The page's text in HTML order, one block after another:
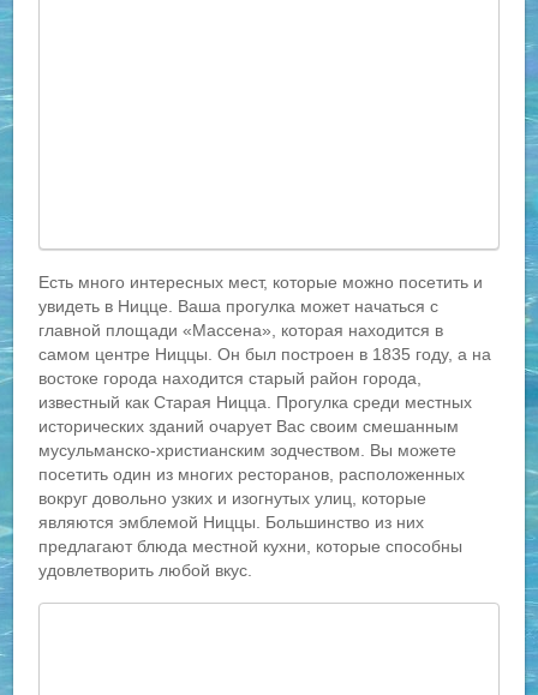
Есть много интересных мест, которые можно посетить и
увидеть в Ницце. Ваша прогулка может начаться с
главной площади «Массена», которая находится в
самом центре Ниццы. Он был построен в 1835 году, а на
востоке города находится старый район города,
известный как Старая Ницца. Прогулка среди местных
исторических зданий очарует Вас своим смешанным
мусульманско-христианским зодчеством. Вы можете
посетить один из многих ресторанов, расположенных
вокруг довольно узких и изогнутых улиц, которые
являются эмблемой Ниццы. Большинство из них
предлагают блюда местной кухни, которые способны
удовлетворить любой вкус.